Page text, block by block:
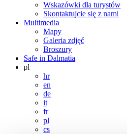
Wskazówki dla turystów
Skontaktujcie się z nami
Multimedia
Mapy
Galeria zdjęć
Broszury
Safe in Dalmatia
pl
hr
en
de
it
fr
pl
cs